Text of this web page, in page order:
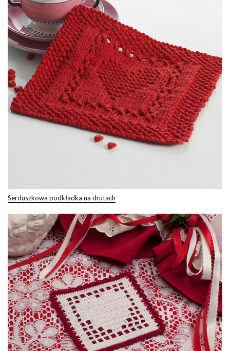
Serduszkowa podkładka na drutach